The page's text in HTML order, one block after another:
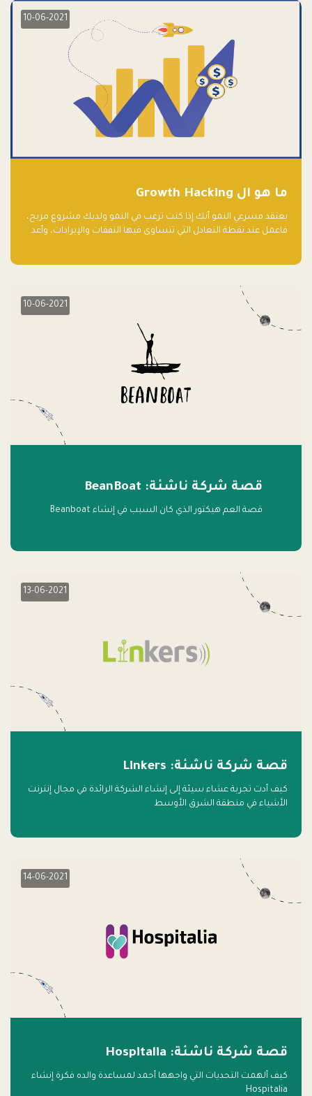
10-06-2021
ما هو ال Growth Hacking
يعتقد مسرعي النمو أنك إذا كنت ترغب في النمو ولديك مشروع مربح،
فاعمل عند نقطة التعادل التي تتساوى فيها النفقات والإيرادات، وأعد
10-06-2021
قصة شركة ناشئة: BeanBoat
قصة العم هيكتور الذي كان السبب في إنشاء Beanboat
13-06-2021
قصة شركة ناشئة: Linkers
كيف أدت تجربة عشاء سيئة إلى إنشاء الشركة الرائدة في مجال إنترنت
الأشياء في منطقة الشرق الأوسط
14-06-2021
قصة شركة ناشئة: Hospitalia
كيف ألهمت التحديات التي واجهها أحمد لمساعدة والده فكرة إنشاء
Hospitalia